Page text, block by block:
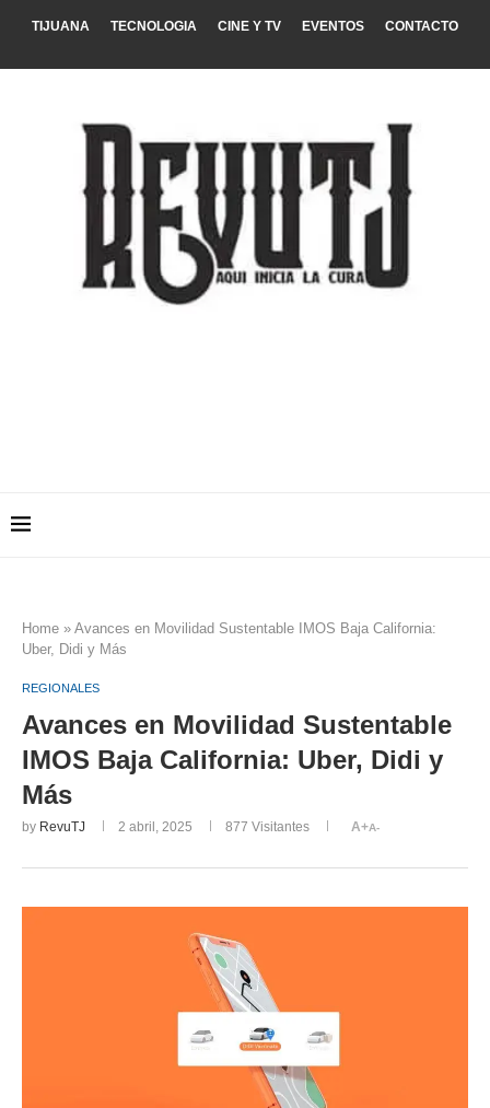
TIJUANA TECNOLOGIA CINE Y TV EVENTOS CONTACTO
Home » Avances en Movilidad Sustentable IMOS Baja California:
Uber, Didi y Más
REGIONALES
Avances en Movilidad Sustentable
IMOS Baja California: Uber, Didi y
Más
by RevuTJ 2 abril, 2025 877 Visitantes A+A-